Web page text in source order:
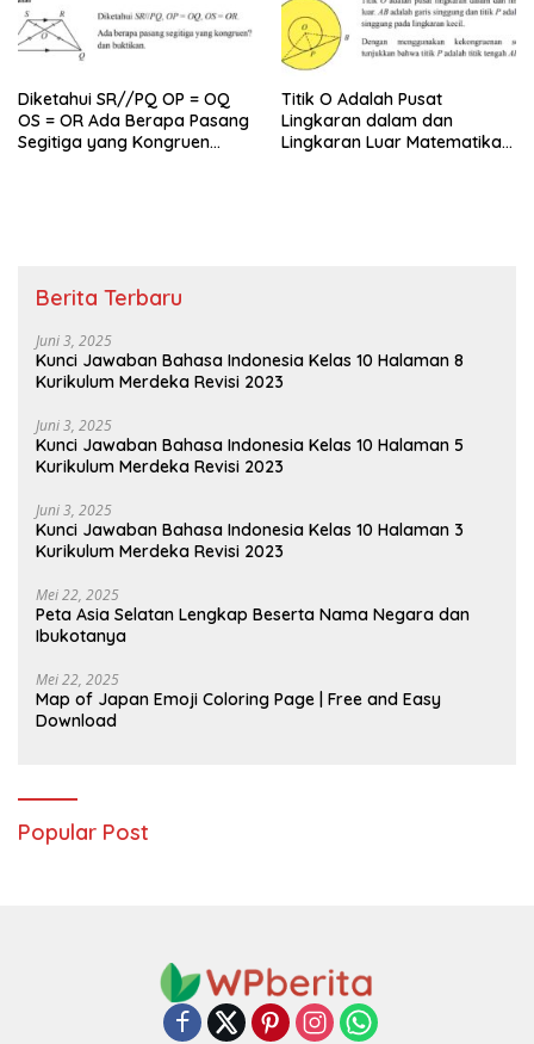
Diketahui SR//PQ OP = OQ
OS = OR Ada Berapa Pasang
Segitiga yang Kongruen
Titik O Adalah Pusat
Lingkaran dalam dan
Lingkaran Luar Matematika
Berita Terbaru
Juni 3, 2025
Kunci Jawaban Bahasa Indonesia Kelas 10 Halaman 8
Kurikulum Merdeka Revisi 2023
Juni 3, 2025
Kunci Jawaban Bahasa Indonesia Kelas 10 Halaman 5
Kurikulum Merdeka Revisi 2023
Juni 3, 2025
Kunci Jawaban Bahasa Indonesia Kelas 10 Halaman 3
Kurikulum Merdeka Revisi 2023
Mei 22, 2025
Peta Asia Selatan Lengkap Beserta Nama Negara dan
Ibukotanya
Mei 22, 2025
Map of Japan Emoji Coloring Page | Free and Easy
Download
Popular Post